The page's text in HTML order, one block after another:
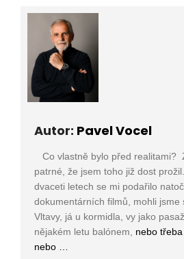
Autor: Pavel Vocel
Co vlastně bylo před realitami?
patrné, že jsem toho již dost
dvaceti letech se mi podařilo
dokumentárních filmů, mohli jsme
Vltavy, já u kormidla, vy jako
nějakém letu balónem, nebo
nebo …